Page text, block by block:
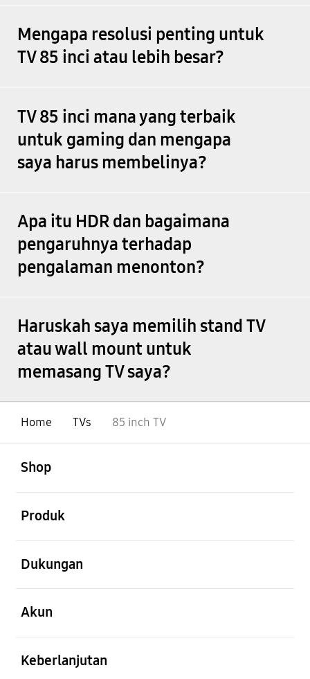
Mengapa resolusi penting untuk
TV 85 inci atau lebih besar?
TV 85 inci mana yang terbaik
untuk gaming dan mengapa
saya harus membelinya?
Apa itu HDR dan bagaimana
pengaruhnya terhadap
pengalaman menonton?
Haruskah saya memilih stand TV
atau wall mount untuk
memasang TV saya?
Home TVs 85 inch TV
Shop
Produk
Dukungan
Akun
Keberlanjutan